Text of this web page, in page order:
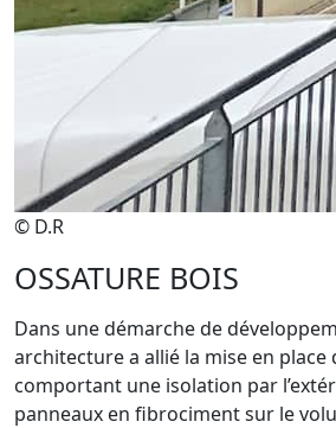
© D.R
OSSATURE BOIS
Dans une démarche de
architecture a allié la mise en place
comportant une isolation par
panneaux en fibrociment sur le